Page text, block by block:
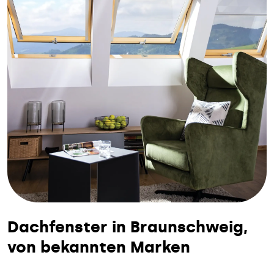
Dachfenster in Braunschweig,
von bekannten Marken